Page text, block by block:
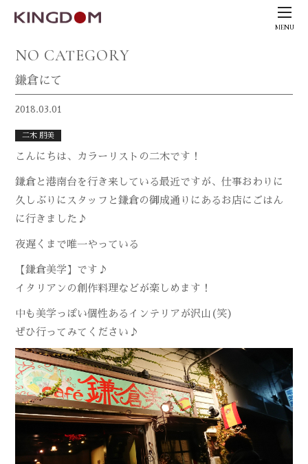
MENU
NO CATEGORY
鎌倉にて
2018.03.01
二木 朋美
こんにちは、カラーリストの二木です！
鎌倉と港南台を行き来している最近ですが、仕事おわりに
久しぶりにスタッフと鎌倉の御成通りにあるお店にごはん
に行きました♪
夜遅くまで唯一やっている
【鎌倉美学】です♪
イタリアンの創作料理などが楽しめます！
中も美学っぽい個性あるインテリアが沢山(笑)
ぜひ行ってみてください♪